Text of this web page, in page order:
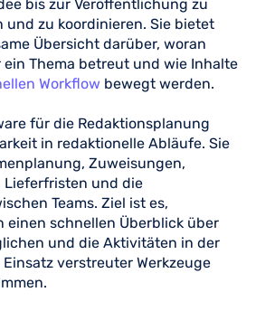
bis zur Veröffentlichung zu
und zu koordinieren. Sie bietet
Übersicht darüber, woran
Thema betreut und wie Inhalte
Workflow bewegt werden.
für die Redaktionsplanung
in redaktionelle Abläufe. Sie
Zuweisungen,
Lieferfristen und die
Teams. Ziel ist es,
einen schnellen Überblick über
und die Aktivitäten in der
verstreuter Werkzeuge